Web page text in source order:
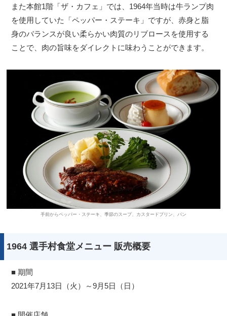
また本館1階「ザ・カフェ」では、1964年当時は牛ランプ肉
を使用していた「ペッパー・ステーキ」ですが、赤身と脂
身のバランスが良い柔らかい肉質のリブロースを使用する
ことで、肉の旨味をダイレクトに味わうことができます。
手前からペッパー・ステーキ、季節のスープ、カスタードプリン、パン
1964 選手村食堂メニュー 販売概要
■ 期間
2021年7月13日（火）～9月5日（日）